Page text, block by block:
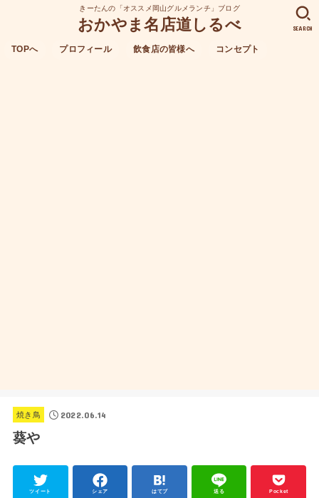
きーたんの「オススメ岡山グルメランチ」ブログ
おかやま名店道しるべ
TOPへ プロフィール 飲食店の皆様へ コンセプト
SEARCH
焼き鳥 2022.06.14
葵や
ツイート シェア はてブ 送る Pocket